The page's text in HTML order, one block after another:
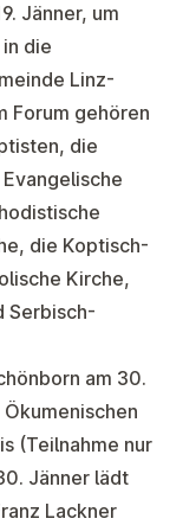
Jänner, um
die
Linz-
Forum gehören
die
die Koptisch-
Kirche,
Serbisch-
am 30.
(Teilnahme nur
Jänner lädt
Lackner